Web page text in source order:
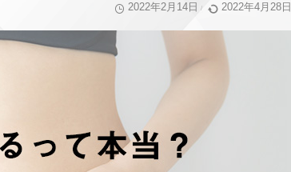
2022年2月14日 / 2022年4月28日